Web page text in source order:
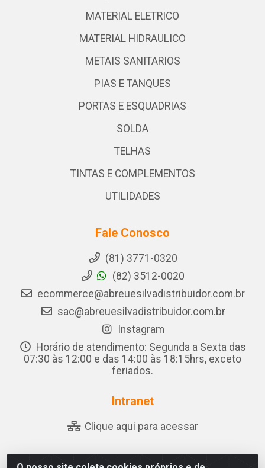
MATERIAL ELETRICO
MATERIAL HIDRAULICO
METAIS SANITARIOS
PIAS E TANQUES
PORTAS E ESQUADRIAS
SOLDA
TELHAS
TINTAS E COMPLEMENTOS
UTILIDADES
Fale Conosco
(81) 3771-0320
(82) 3512-0020
ecommerce@abreuesilvadistribuidor.com.br
sac@abreuesilvadistribuidor.com.br
Instagram
Horário de atendimento: Segunda a Sexta das
07:30 às 12:00 e das 14:00 às 18:15hrs, exceto
feriados.
Intranet
Clique aqui para acessar